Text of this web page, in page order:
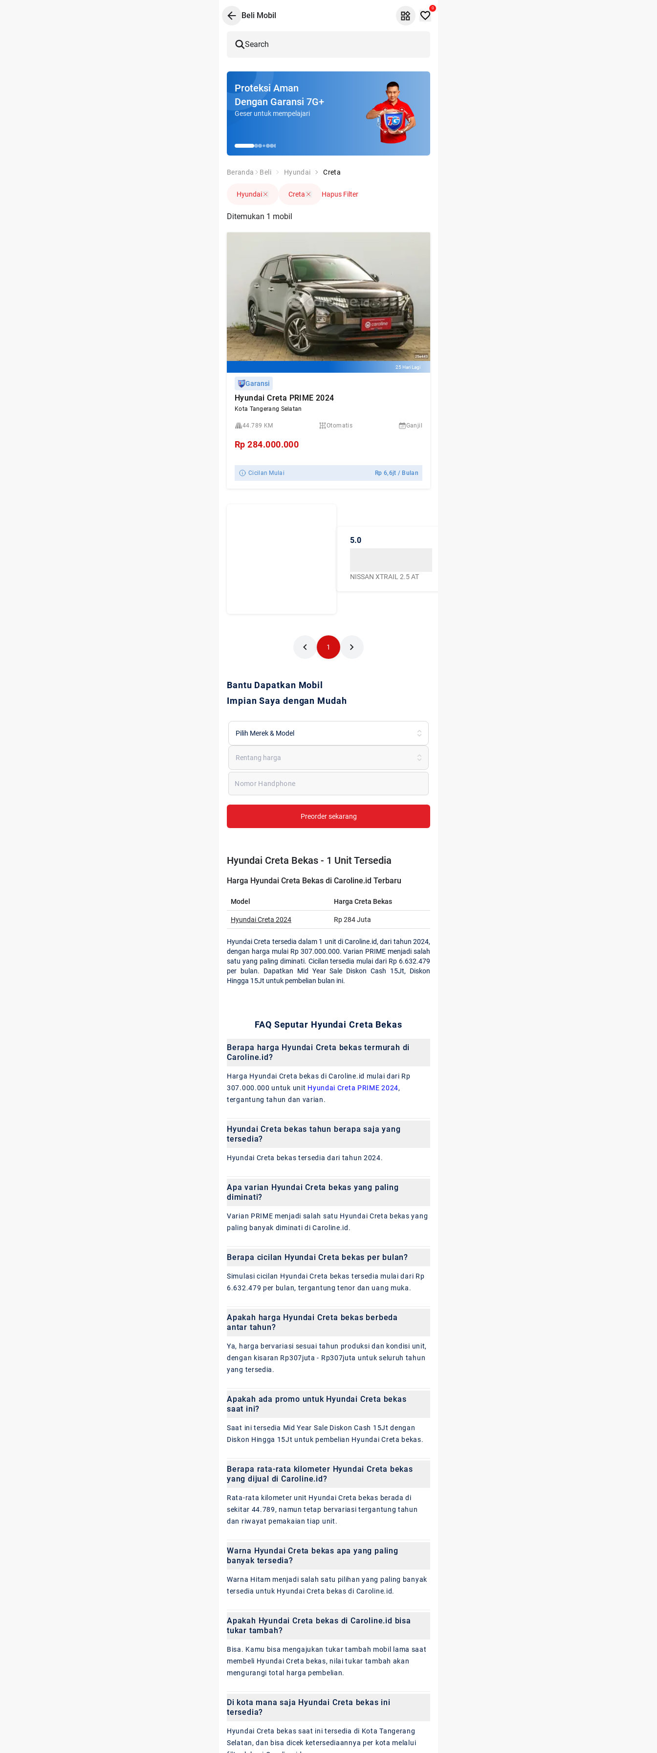
Beli Mobil
0
Search
Proteksi Aman
Dengan Garansi 7G+
Geser untuk mempelajari
Beranda Beli Hyundai Creta
Hyundai Creta Hapus Filter
Ditemukan 1 mobil
25 Hari Lagi
Garansi
Hyundai Creta PRIME 2024
Kota Tangerang Selatan
44.789 KM Otomatis Ganjil
Rp284.000.000
Cicilan Mulai Rp6,6jt / Bulan
5.0
NISSAN XTRAIL 2.5 AT
1
Bantu Dapatkan Mobil
Impian Saya dengan Mudah
Pilih Merek & Model
Rentang harga
Nomor Handphone
Preorder sekarang
Hyundai Creta Bekas - 1 Unit Tersedia
Harga Hyundai Creta Bekas di Caroline.id Terbaru
Model Harga Creta Bekas
Hyundai Creta 2024 Rp 284 Juta
Hyundai Creta tersedia dalam 1 unit di Caroline.id, dari tahun 2024,
dengan harga mulai Rp 307.000.000. Varian PRIME menjadi salah
satu yang paling diminati. Cicilan tersedia mulai dari Rp 6.632.479
per bulan. Dapatkan Mid Year Sale Diskon Cash 15Jt, Diskon
Hingga 15Jt untuk pembelian bulan ini.
FAQ Seputar Hyundai Creta Bekas
Berapa harga Hyundai Creta bekas termurah di
Caroline.id?
Harga Hyundai Creta bekas di Caroline.id mulai dari Rp
307.000.000 untuk unit Hyundai Creta PRIME 2024,
tergantung tahun dan varian.
Hyundai Creta bekas tahun berapa saja yang
tersedia?
Hyundai Creta bekas tersedia dari tahun 2024.
Apa varian Hyundai Creta bekas yang paling
diminati?
Varian PRIME menjadi salah satu Hyundai Creta bekas yang
paling banyak diminati di Caroline.id.
Berapa cicilan Hyundai Creta bekas per bulan?
Simulasi cicilan Hyundai Creta bekas tersedia mulai dari Rp
6.632.479 per bulan, tergantung tenor dan uang muka.
Apakah harga Hyundai Creta bekas berbeda
antar tahun?
Ya, harga bervariasi sesuai tahun produksi dan kondisi unit,
dengan kisaran Rp307juta - Rp307juta untuk seluruh tahun
yang tersedia.
Apakah ada promo untuk Hyundai Creta bekas
saat ini?
Saat ini tersedia Mid Year Sale Diskon Cash 15Jt dengan
Diskon Hingga 15Jt untuk pembelian Hyundai Creta bekas.
Berapa rata-rata kilometer Hyundai Creta bekas
yang dijual di Caroline.id?
Rata-rata kilometer unit Hyundai Creta bekas berada di
sekitar 44.789, namun tetap bervariasi tergantung tahun
dan riwayat pemakaian tiap unit.
Warna Hyundai Creta bekas apa yang paling
banyak tersedia?
Warna Hitam menjadi salah satu pilihan yang paling banyak
tersedia untuk Hyundai Creta bekas di Caroline.id.
Apakah Hyundai Creta bekas di Caroline.id bisa
tukar tambah?
Bisa. Kamu bisa mengajukan tukar tambah mobil lama saat
membeli Hyundai Creta bekas, nilai tukar tambah akan
mengurangi total harga pembelian.
Di kota mana saja Hyundai Creta bekas ini
tersedia?
Hyundai Creta bekas saat ini tersedia di Kota Tangerang
Selatan, dan bisa dicek ketersediaannya per kota melalui